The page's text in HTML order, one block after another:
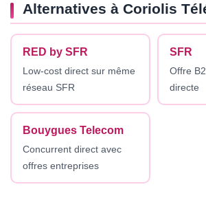
Alternatives à Coriolis
RED by SFR
Low-cost direct sur même
réseau SFR
SFR
Offre
directe
Bouygues Telecom
Concurrent direct avec
offres entreprises